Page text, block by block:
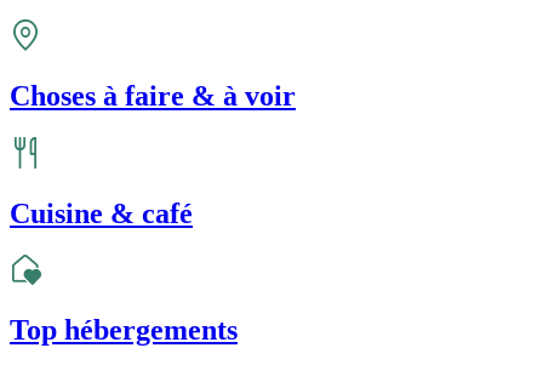
Choses à faire & à voir
Cuisine & café
Top hébergements